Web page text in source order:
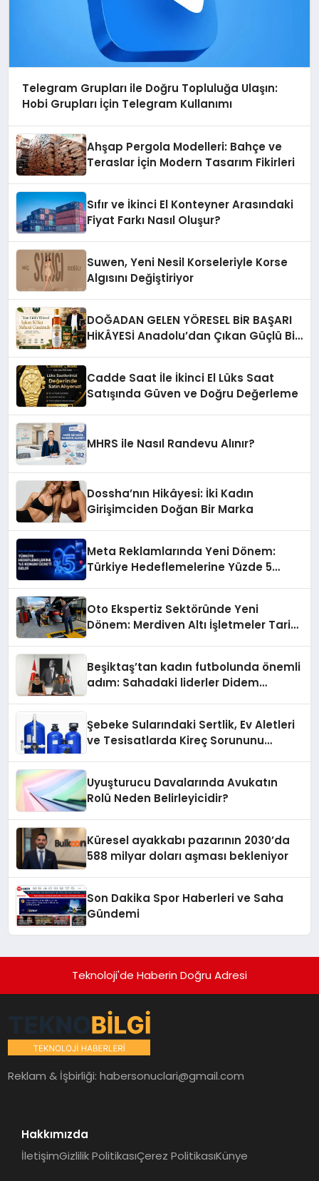
Telegram Grupları ile Doğru Topluluğa Ulaşın:
Hobi Grupları İçin Telegram Kullanımı
Ahşap Pergola Modelleri: Bahçe ve
Teraslar İçin Modern Tasarım Fikirleri
Sıfır ve İkinci El Konteyner Arasındaki
Fiyat Farkı Nasıl Oluşur?
Suwen, Yeni Nesil Korseleriyle Korse
Algısını Değiştiriyor
DOĞADAN GELEN YÖRESEL BİR BAŞARI
HİKÂYESİ Anadolu’dan Çıkan Güçlü Bir
Cadde Saat İle İkinci El Lüks Saat
Satışında Güven ve Doğru Değerleme
MHRS ile Nasıl Randevu Alınır?
Dossha’nın Hikâyesi: İki Kadın
Girişimciden Doğan Bir Marka
Meta Reklamlarında Yeni Dönem:
Türkiye Hedeflemelerine Yüzde 5
Oto Ekspertiz Sektöründe Yeni
Dönem: Merdiven Altı İşletmeler Tarih
Beşiktaş’tan kadın futbolunda önemli
adım: Sahadaki liderler Didem
Şebeke Sularındaki Sertlik, Ev Aletleri
ve Tesisatlarda Kireç Sorununu
Uyuşturucu Davalarında Avukatın
Rolü Neden Belirleyicidir?
Küresel ayakkabı pazarının 2030’da
588 milyar doları aşması bekleniyor
Son Dakika Spor Haberleri ve Saha
Gündemi
Teknoloji'de Haberin Doğru Adresi
Reklam & İşbirliği:habersonuclari@gmail.com
Hakkımızda
İletişimGizlilik PolitikasıÇerez PolitikasıKünye